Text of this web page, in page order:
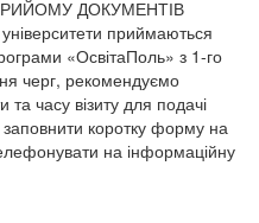
ДОКУМЕНТІВ
приймаються
«ОсвітаПоль» з 1-го
черг, рекомендуємо
часу візиту для подачі
коротку форму на
на інформаційну